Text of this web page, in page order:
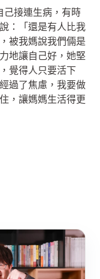
己接連生病，有時
：「還是有人比我
被我媽說我們倆是
地讓自己好，她堅
覺得人只要活下
過了焦慮，我要做
，讓媽媽生活得更